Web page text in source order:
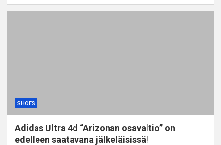
SHOES
Adidas Ultra 4d “Arizonan osavaltio” on
edelleen saatavana jälkeläisissä!